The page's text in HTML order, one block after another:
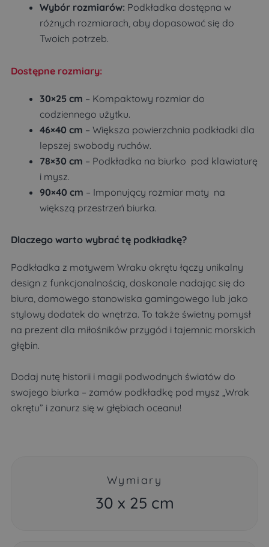
Wybór rozmiarów: Podkładka dostępna w
różnych rozmiarach, aby dopasować się do
Twoich potrzeb.
Dostępne rozmiary:
30×25 cm – Kompaktowy rozmiar do
codziennego użytku.
46×40 cm – Większa powierzchnia podkładki dla
lepszej swobody ruchów.
78×30 cm – Podkładka na biurko pod klawiaturę
i mysz.
90×40 cm – Imponujący rozmiar maty na
większą przestrzeń biurka.
Dlaczego warto wybrać tę podkładkę?
Podkładka z motywem Wraku okrętu łączy unikalny
design z funkcjonalnością, doskonale nadając się do
biura, domowego stanowiska gamingowego lub jako
stylowy dodatek do wnętrza. To także świetny pomysł
na prezent dla miłośników przygód i tajemnic morskich
głębin.
Dodaj nutę historii i magii podwodnych światów do
swojego biurka – zamów podkładkę pod mysz „Wrak
okrętu” i zanurz się w głębiach oceanu!
Wymiary
30 x 25 cm